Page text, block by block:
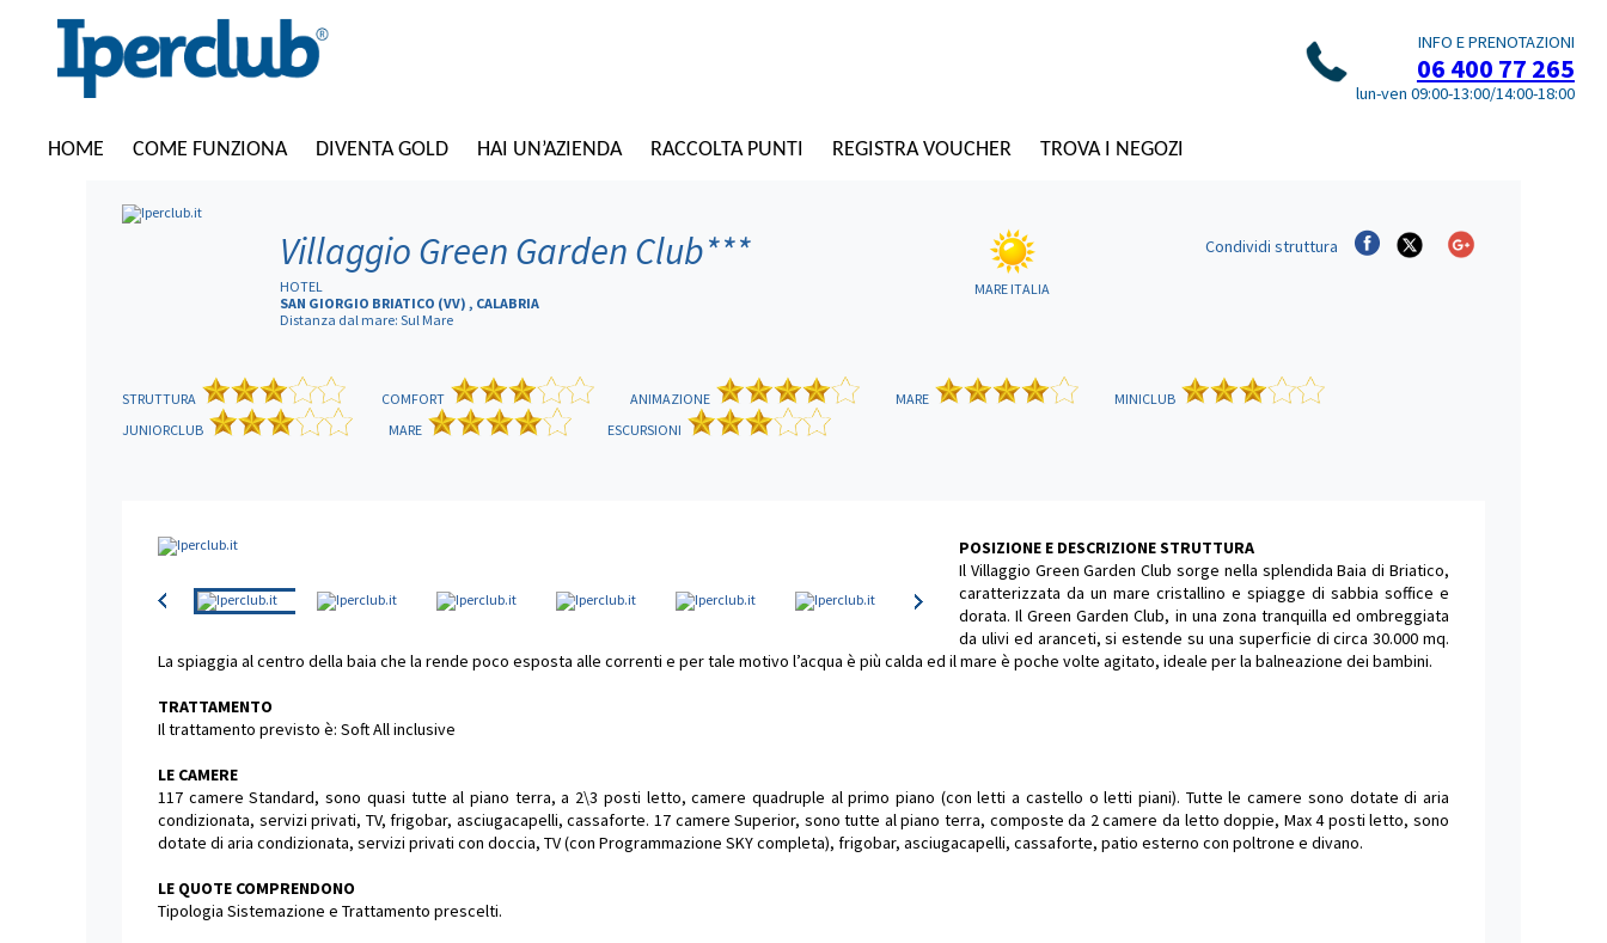
INFO E PRENOTAZIONI
06 400 77 265
lun-ven 09:00-13:00/14:00-18:00
HOME COME FUNZIONA DIVENTA GOLD HAI UN’AZIENDA RACCOLTA PUNTI REGISTRA VOUCHER TROVA I NEGOZI
Villaggio Green Garden Club***
HOTEL
SAN GIORGIO BRIATICO (VV) , CALABRIA
Distanza dal mare: Sul Mare
MARE ITALIA
Condividi struttura
STRUTTURA COMFORT ANIMAZIONE MARE
MINICLUB
JUNIORCLUB
MARE ESCURSIONI
POSIZIONE E DESCRIZIONE STRUTTURA
Il Villaggio Green Garden Club sorge nella splendida Baia di Briatico,
caratterizzata da un mare cristallino e spiagge di sabbia soffice e
dorata. Il Green Garden Club, in una zona tranquilla ed ombreggiata
da ulivi ed aranceti, si estende su una superficie di circa 30.000 mq.
La spiaggia al centro della baia che la rende poco esposta alle correnti e per tale motivo l’acqua è più calda ed il mare è poche volte agitato, ideale per la balneazione dei bambini.
TRATTAMENTO
Il trattamento previsto è: Soft All inclusive
LE CAMERE
117 camere Standard, sono quasi tutte al piano terra, a 2\3 posti letto, camere quadruple al primo piano (con letti a castello o letti piani). Tutte le camere sono dotate di aria
condizionata, servizi privati, TV, frigobar, asciugacapelli, cassaforte. 17 camere Superior, sono tutte al piano terra, composte da 2 camere da letto doppie, Max 4 posti letto, sono
dotate di aria condizionata, servizi privati con doccia, TV (con Programmazione SKY completa), frigobar, asciugacapelli, cassaforte, patio esterno con poltrone e divano.
LE QUOTE COMPRENDONO
Tipologia Sistemazione e Trattamento prescelti.